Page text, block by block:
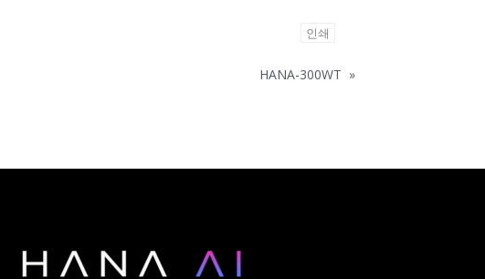
인쇄
HANA-300WT »